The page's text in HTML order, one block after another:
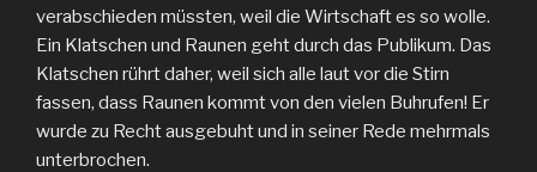
verabschieden müssten, weil die Wirtschaft es so wolle.
Ein Klatschen und Raunen geht durch das Publikum. Das
Klatschen rührt daher, weil sich alle laut vor die Stirn
fassen, dass Raunen kommt von den vielen Buhrufen! Er
wurde zu Recht ausgebuht und in seiner Rede mehrmals
unterbrochen.